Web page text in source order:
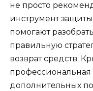
не просто
инструмент
помогают
правильную
возврат средств.
дополнительных